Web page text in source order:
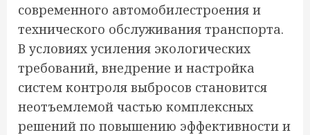
современного автомобилестроения и
технического обслуживания транспорта.
В условиях усиления экологических
требований, внедрение и настройка
систем контроля выбросов становится
неотъемлемой частью комплексных
решений по повышению эффективности и